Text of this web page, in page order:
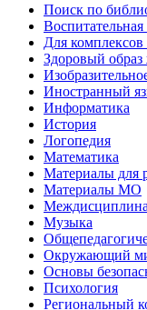
Поиск по
Воспитательная
Для
Здоровый
Иностранный
Информатика
История
Логопедия
Математика
Материалы для
Материалы МО
Музыка
Окружающий
Основы
Психология
Региональный